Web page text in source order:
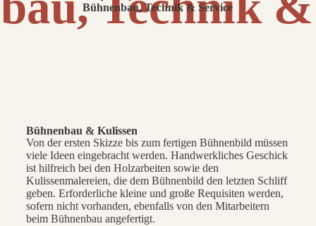
p
r
Bühnenbau, Technik & Service
Bühnenbau & Kulissen
Von der ersten Skizze bis zum fertigen Bühnenbild müssen
viele Ideen eingebracht werden. Handwerkliches Geschick
ist hilfreich bei den Holzarbeiten sowie den
Kulissenmalereien, die dem Bühnenbild den letzten Schliff
geben. Erforderliche kleine und große Requisiten werden,
sofern nicht vorhanden, ebenfalls von den Mitarbeitern
beim Bühnenbau angefertigt.